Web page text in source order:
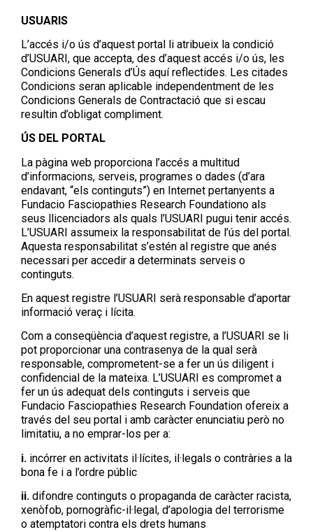
USUARIS
L’accés i/o ús d’aquest portal li atribueix la condició
d’USUARI, que accepta, des d’aquest accés i/o ús, les
Condicions Generals d’Ús aquí reflectides. Les citades
Condicions seran aplicable independentment de les
Condicions Generals de Contractació que si escau
resultin d’obligat compliment.
ÚS DEL PORTAL
La pàgina web proporciona l’accés a multitud
d’informacions, serveis, programes o dades (d’ara
endavant, “els continguts”) en Internet pertanyents a
Fundacio Fasciopathies Research Foundationo als
seus llicenciadors als quals l’USUARI pugui tenir accés.
L’USUARI assumeix la responsabilitat de l’ús del portal.
Aquesta responsabilitat s’estén al registre que anés
necessari per accedir a determinats serveis o
continguts.
En aquest registre l’USUARI serà responsable d’aportar
informació veraç i lícita.
Com a conseqüència d’aquest registre, a l’USUARI se li
pot proporcionar una contrasenya de la qual serà
responsable, comprometent-se a fer un ús diligent i
confidencial de la mateixa. L’USUARI es compromet a
fer un ús adequat dels continguts i serveis que
Fundacio Fasciopathies Research Foundation ofereix a
través del seu portal i amb caràcter enunciatiu però no
limitatiu, a no emprar-los per a:
i. incórrer en activitats il·lícites, il·legals o contràries a la
bona fe i a l’ordre públic
ii. difondre continguts o propaganda de caràcter racista,
xenòfob, pornogràfic-il·legal, d’apologia del terrorisme
o atemptatori contra els drets humans